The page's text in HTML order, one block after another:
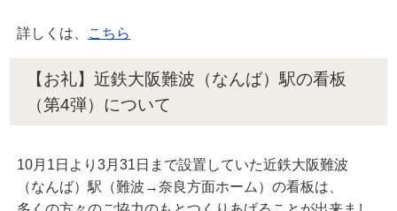
詳しくは、 こちら
【お礼】近鉄大阪難波（なんば）駅の看板
（第4弾）について
10月1日より3月31日まで設置していた近鉄大阪難波
（なんば）駅（難波→奈良方面ホーム）の看板は、